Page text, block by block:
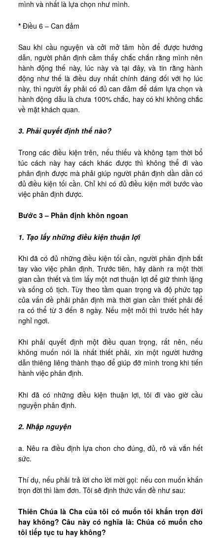
mình và nhất là lựa chọn như mình.
*Điều 6 – Can đảm
Sau khi cầu nguyện và cởi mở tâm hồn để được hướng
dẫn, người phân định cảm thấy chắc chắn rằng mình nên
hành động thế này, lúc này và tại đây, và tin rằng hành
động như thế là điều duy nhất chính đáng đối với họ lúc
này, thì người ấy phải có đủ can đảm để dám lựa chọn và
hành động dẫu là chưa 100% chắc, hay có khi không chắc
về mặt khách quan.
3. Phải quyết định thế nào?
Trong các điều kiện trên, nếu thiếu và không tạm thời bổ
túc cách này hay cách khác được thì không thể đi vào
phân định được mà phải giúp người phân định dần dần có
đủ điều kiện tối cần. Chỉ khi có đủ điều kiện mới bước vào
việc phân định được.
Bước 3 – Phân định khôn ngoan
1. Tạo lấy những điều kiện thuận lợi
Khi đã có đủ những điều kiện tối cần, người phân định bắt
tay vào việc phân định. Trước tiên, hãy dành ra một thời
gian cần thiết và tìm lấy một nơi thuận lợi để giữ thinh lặng
và sống cô tịch. Tùy theo tầm quan trọng và độ phức tạp
của vấn đề phải phân định mà thời gian cần thiết phải để
ra có thể từ 3 đến 8 ngày. Nếu mệt mỏi thì trước hết hãy
nghỉ ngơi.
Khi phải quyết định một điều quan trọng, rất nên, nếu
không muốn nói là nhất thiết phải, xin một người hướng
dẫn thiêng liêng thành thạo để giúp đỡ mình trong khi tiến
hành việc phân định.
Khi đã có những điều kiện thuận lợi, tôi đi vào giờ cầu
nguyện phân định.
2. Nhập nguyện
a. Nêu ra điều định lựa chon cho đúng, đủ, rõ và vắn hết
sức.
Thí dụ, nếu phải trả lời cho lời mời gọi: nếu con muốn khấn
trọn đời thì làm đơn. Tôi sẽ định thức vấn đề như sau:
Thiên Chúa là Cha của tôi có muốn tôi khấn trọn đời
hay không? Câu này có nghĩa là: Chúa có muốn cho
tôi tiếp tục tu hay không?